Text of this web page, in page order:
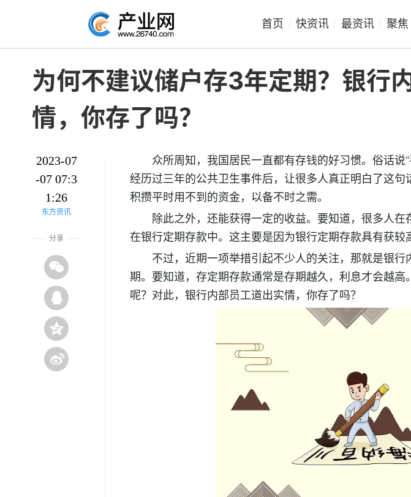
首页 快资讯 最资讯 聚焦
为何不建议储户存3年定期？银行
情，你存了吗？
2023-07
-07 07:3
1:26
东方资讯
分享
众所周知，我国居民一直都有存钱的好习惯。俗话说
经历过三年的公共卫生事件后，让很多人真正明白了这
积攒平时用不到的资金，以备不时之需。
除此之外，还能获得一定的收益。要知道，很多人
在银行定期存款中。这主要是因为银行定期存款具有获较
不过，近期一项举措引起不少人的关注，那就是银
期。要知道，存定期存款通常是存期越久，利息才会越高
呢？对此，银行内部员工道出实情，你存了吗？